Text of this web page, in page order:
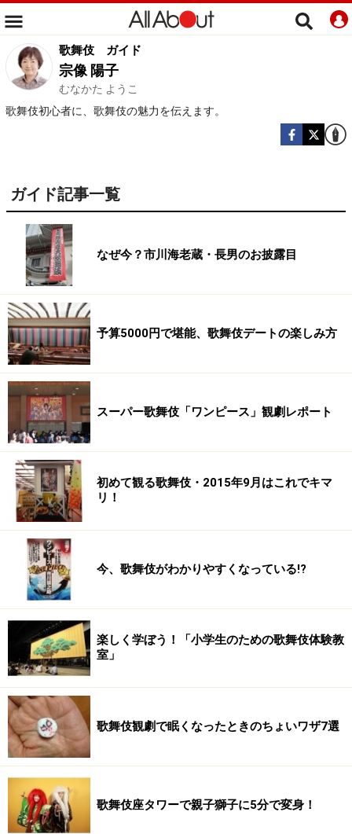
歌舞伎 ガイド
宗像 陽子
むなかた ようこ
歌舞伎初心者に、歌舞伎の魅力を伝えます。
ガイド記事一覧
なぜ今？市川海老蔵・長男のお披露目
予算5000円で堪能、歌舞伎デートの楽しみ方
スーパー歌舞伎「ワンピース」観劇レポート
初めて観る歌舞伎・2015年9月はこれでキマ
リ！
今、歌舞伎がわかりやすくなっている!?
楽しく学ぼう！「小学生のための歌舞伎体験教
室」
歌舞伎観劇で眠くなったときのちょいワザ7選
歌舞伎座タワーで親子獅子に5分で変身！